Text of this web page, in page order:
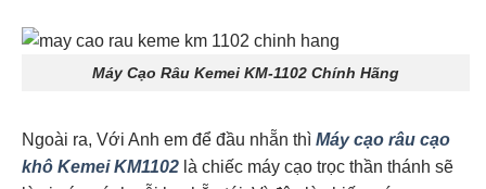
Máy Cạo Râu Kemei KM-1102 Chính Hãng
Ngoài ra, Với Anh em để đầu nhẵn thì Máy cạo râu cạo
khô Kemei KM1102 là chiếc máy cạo trọc thần thánh sẽ